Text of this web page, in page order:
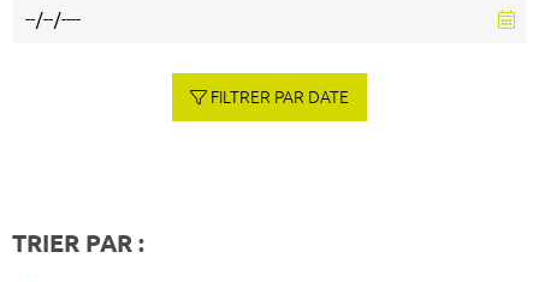
FILTRER PAR DATE
TRIER PAR :